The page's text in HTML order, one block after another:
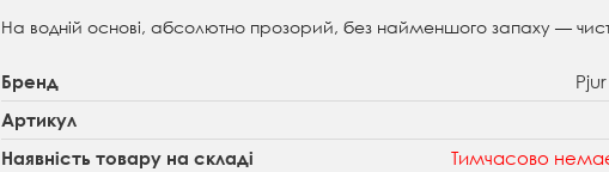
На водній основі, абсолютно прозорий, без найменшого запаху —
Бренд
Артикул
Наявність товару на складі Тимчасово